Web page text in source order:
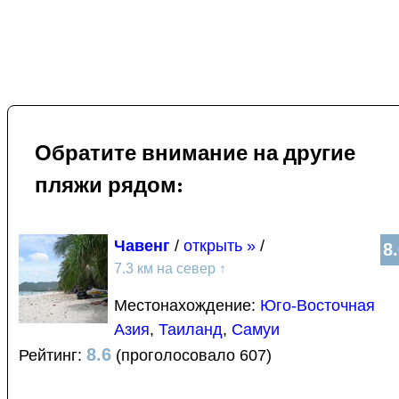
Обратите внимание на другие
пляжи рядом:
Чавенг / открыть » /
7.3 км на север ↑
Местонахождение: Юго-Восточная
Азия, Таиланд, Самуи
Рейтинг: 8.6 (проголосовало 607)